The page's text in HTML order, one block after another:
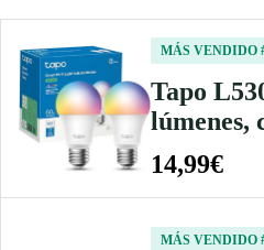
MÁS VENDIDO
Tapo
lúmenes,
14,99€
MÁS VENDIDO